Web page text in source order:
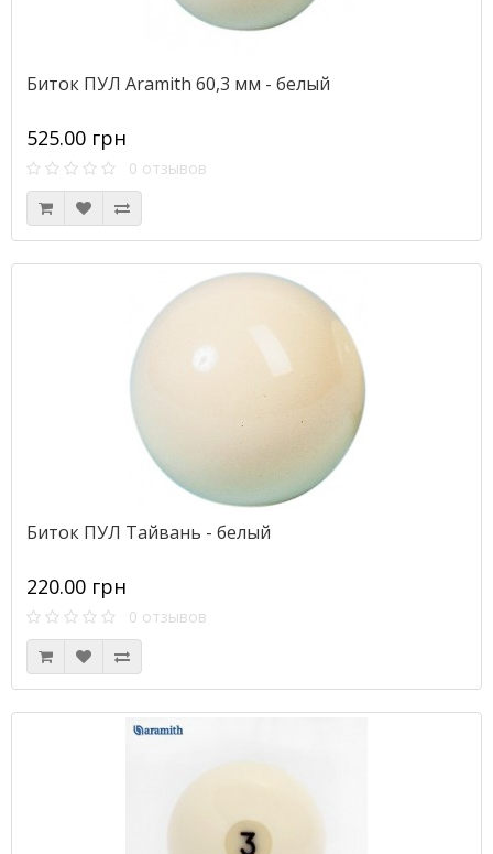
Биток ПУЛ Aramith 60,3 мм - белый
525.00 грн
0 отзывов
Биток ПУЛ Тайвань - белый
220.00 грн
0 отзывов